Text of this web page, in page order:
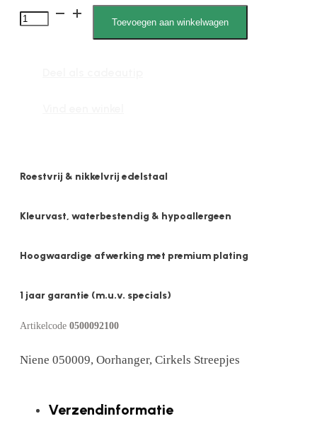
Niene
Toevoegen aan winkelwagen
Roestvrij & nikkelvrij edelstaal
Kleurvast, waterbestendig & hypoallergeen
Hoogwaardige afwerking met premium plating
1 jaar garantie (m.u.v. specials)
Artikelcode 0500092100
Niene 050009, Oorhanger, Cirkels Streepjes
Verzendinformatie